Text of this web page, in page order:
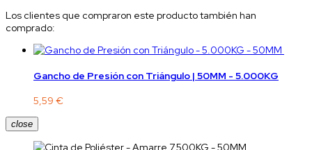
Los clientes que compraron este producto también han
comprado:
Gancho de Presión con Triángulo | 50MM - 5.000KG
5,59 €
close